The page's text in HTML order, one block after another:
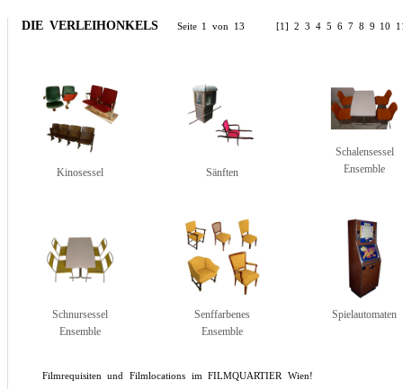
DIE VERLEIHONKELS Seite 1 von 13 [1]2 3 4 5 6 7 8 9 10
Kinosessel Sänften
Schalensessel
Ensemble
Schnursessel
Ensemble
Senffarbenes
Ensemble
Spielautomaten
Filmrequisiten und Filmlocations im FILMQUARTIER Wien!